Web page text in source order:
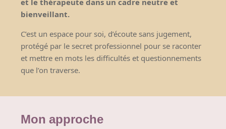
bienveillant.
C’est un espace pour soi, d’écoute sans jugement,
protégé par le secret professionnel pour se raconter
et mettre en mots les difficultés et questionnements
que l’on traverse.
Mon approche